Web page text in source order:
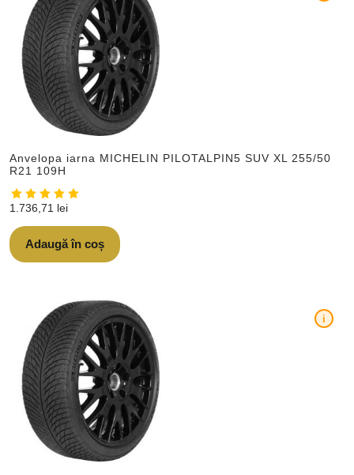
Anvelopa iarna MICHELIN PILOTALPIN5 SUV XL 255/50
R21 109H
1.736,71 lei
Adaugă în coș
i